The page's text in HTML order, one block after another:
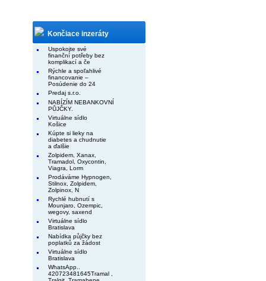
Končiace inzeráty
Uspokojte své
finanční potřeby bez
komplikací a če
Rýchle a spoľahlivé
financovanie –
Posúdenie do 24
Predaj s.r.o.
NABÍZÍM NEBANKOVNÍ
PŮJČKY.
Virtuálne sídlo
Košice
Kúpte si lieky na
diabetes a chudnutie
a ďalšie
Zolpidem, Xanax,
Tramadol, Oxycontin,
Viagra, Lorm
Prodáváme Hypnogen,
Stilnox, Zolpidem,
Zolpinox, N
Rychlé hubnutí s
Mounjaro, Ozempic,
wegovy, saxend
Virtuálne sídlo
Bratislava
Nabídka půjčky bez
poplatků za žádost
Virtuálne sídlo
Bratislava
WhatsApp..
420723481645Tramal ,